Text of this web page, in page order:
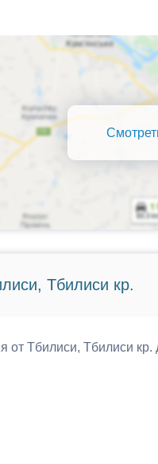
Тбилиси кр.
от Тбилиси, Тбилиси